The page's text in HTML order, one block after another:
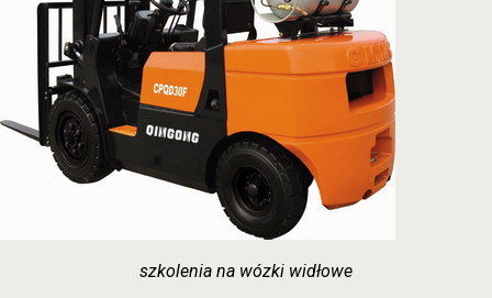
szkolenia na wózki widłowe